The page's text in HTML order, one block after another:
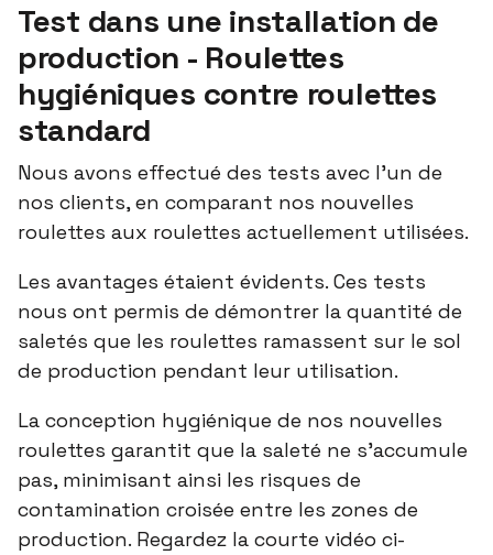
Test dans une installation de
production - Roulettes
hygiéniques contre roulettes
standard
Nous avons effectué des tests avec l'un de
nos clients, en comparant nos nouvelles
roulettes aux roulettes actuellement utilisées.
Les avantages étaient évidents. Ces tests
nous ont permis de démontrer la quantité de
saletés que les roulettes ramassent sur le sol
de production pendant leur utilisation.
La conception hygiénique de nos nouvelles
roulettes garantit que la saleté ne s'accumule
pas, minimisant ainsi les risques de
contamination croisée entre les zones de
production. Regardez la courte vidéo ci-